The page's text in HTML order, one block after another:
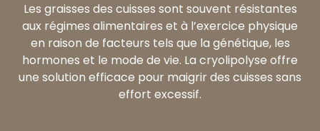
Les graisses des cuisses sont souvent résistantes
aux régimes alimentaires et à l’exercice physique
en raison de facteurs tels que la génétique, les
hormones et le mode de vie. La cryolipolyse offre
une solution efficace pour maigrir des cuisses sans
effort excessif.